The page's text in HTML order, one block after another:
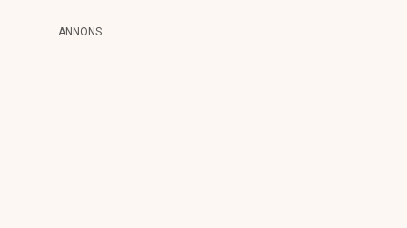
ANNONS